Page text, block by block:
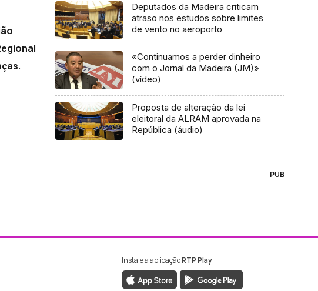
Deputados da Madeira criticam
atraso nos estudos sobre limites
de vento no aeroporto
«Continuamos a perder dinheiro
com o Jornal da Madeira (JM)»
(vídeo)
Proposta de alteração da lei
eleitoral da ALRAM aprovada na
República (áudio)
PUB
ao Facebook da RTP Madeira
ao Instagram da RTP Madeira
Instale a aplicaçãoRTP Play